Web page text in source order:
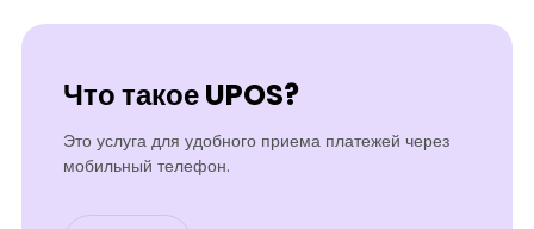
Что такое UPOS?
Это услуга для удобного приема платежей через
мобильный телефон.